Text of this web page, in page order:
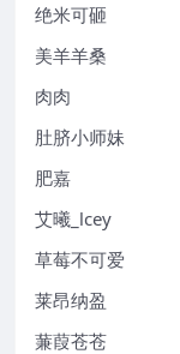
绝米可砸
美羊羊桑
肉肉
肚脐小师妹
肥嘉
艾曦_lcey
草莓不可爱
莱昂纳盈
蒹葭苍苍